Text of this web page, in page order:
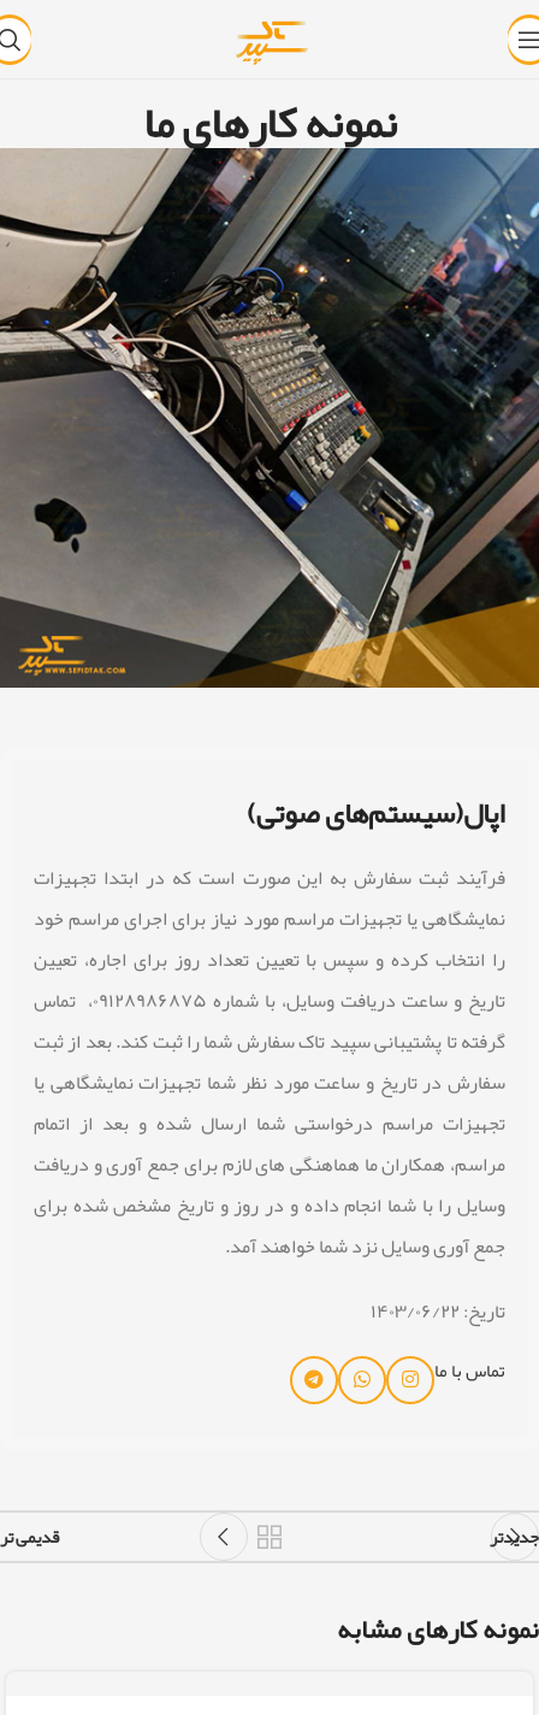
نمونه کارهای ما
نمونه کارهای ما اپال(سیستم‌های صوتی)
اپال(سیستم‌های صوتی)
فرآیند ثبت سفارش به این صورت است که در ابتدا تجهیزات
نمایشگاهی یا تجهیزات مراسم مورد نیاز برای اجرای مراسم خود
را انتخاب کرده و سپس با تعیین تعداد روز برای اجاره، تعیین
تاریخ و ساعت دریافت وسایل، با شماره ۰۹۱۲۸۹۸۶۸۷۵، تماس
گرفته تا پشتیبانی سپید تاک سفارش شما را ثبت کند. بعد از ثبت
سفارش در تاریخ و ساعت مورد نظر شما تجهیزات نمایشگاهی یا
تجهیزات مراسم درخواستی شما ارسال شده و بعد از اتمام
مراسم، همکاران ما هماهنگی های لازم برای جمع آوری و دریافت
وسایل را با شما انجام داده و در روز و تاریخ مشخص شده برای
جمع آوری وسایل نزد شما خواهند آمد.
تاریخ: ۱۴۰۳/۰۶/۲۲
تماس با ما
جدیدتر قدیمی تر
نمونه کارهای مشابه